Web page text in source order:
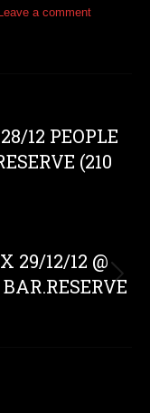
Leave a comment
12 PEOPLE
(210
29/12/12 @